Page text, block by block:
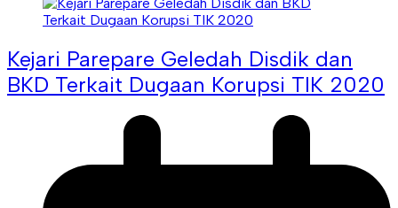
Kejari Parepare Geledah Disdik dan
BKD Terkait Dugaan Korupsi TIK 2020